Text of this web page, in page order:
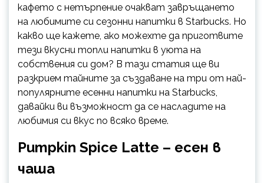
кафето с нетърпение очакват завръщането
на любимите си сезонни напитки в Starbucks. Но
какво ще кажете, ако можехте да приготвите
тези вкусни топли напитки в уюта на
собствения си дом? В тази статия ще ви
разкрием тайните за създаване на три от най-
популярните есенни напитки на Starbucks,
давайки ви възможност да се насладите на
любимия си вкус по всяко време.
Pumpkin Spice Latte – есен в
чаша